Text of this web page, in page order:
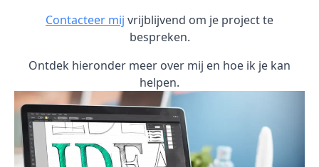
Contacteer mij vrijblijvend om je project te
bespreken.
Ontdek hieronder meer over mij en hoe ik je kan
helpen.